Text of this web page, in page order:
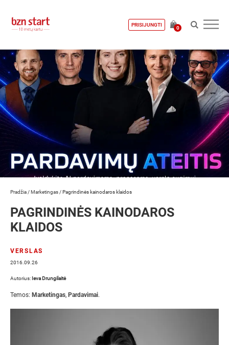
PRISIJUNGTI
0
Pradžia /Marketingas /Pagrindinės kainodaros klaidos
PAGRINDINĖS KAINODAROS
KLAIDOS
VERSLAS
2016.09.26
Autorius: Ieva Drungilaitė
Temos: Marketingas, Pardavimai.